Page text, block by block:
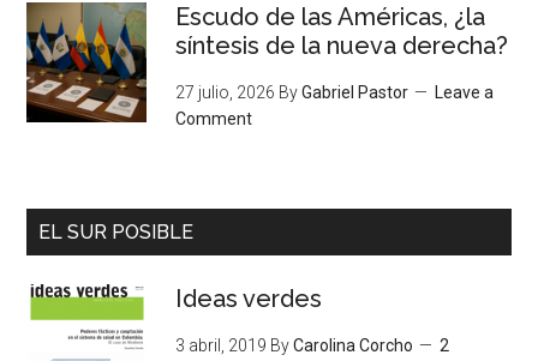
Escudo de las Américas, ¿la
síntesis de la nueva derecha?
27 julio, 2026 ByGabriel Pastor
Leave a
Comment
EL SUR POSIBLE
Ideas verdes
3 abril, 2019 ByCarolina Corcho
2